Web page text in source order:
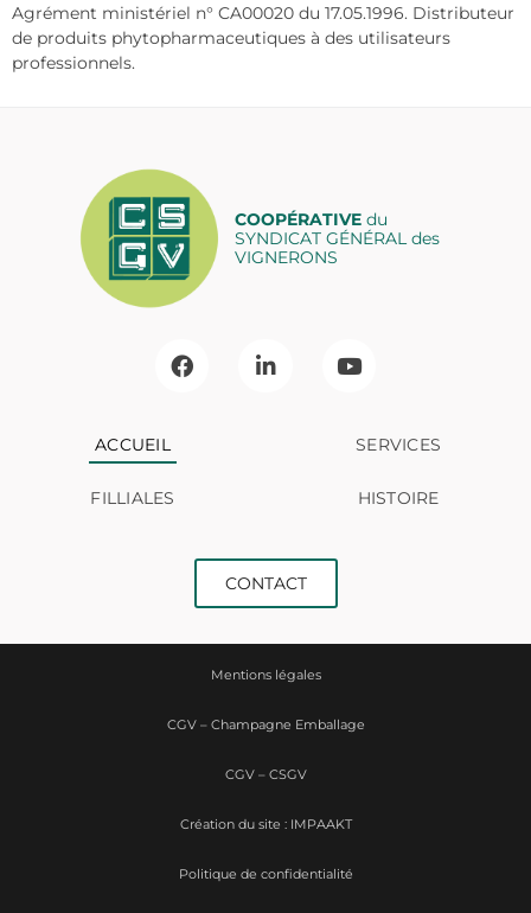
Agrément ministériel n° CA00020 du 17.05.1996. Distributeur
de produits phytopharmaceutiques à des utilisateurs
professionnels.
COOPÉRATIVEdu
SYNDICAT GÉNÉRAL des
VIGNERONS
ACCUEIL SERVICES
FILLIALES HISTOIRE
CONTACT
Mentions légales
CGV – Champagne Emballage
CGV – CSGV
Politique de confidentialité
Création du site : IMPAAKT